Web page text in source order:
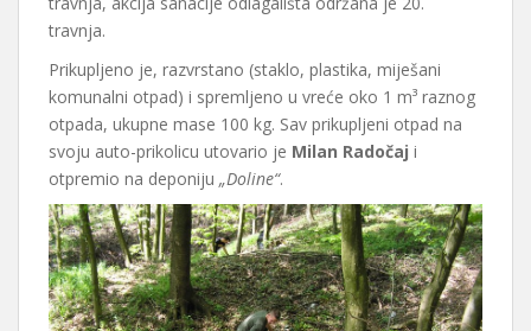
travnja.
Prikupljeno je, razvrstano (staklo, plastika, miješani
komunalni otpad) i spremljeno u vreće oko 1 m³ raznog
otpada, ukupne mase 100 kg. Sav prikupljeni otpad na
svoju auto-prikolicu utovario je Milan Radočaj i
otpremio na deponiju „Doline“.